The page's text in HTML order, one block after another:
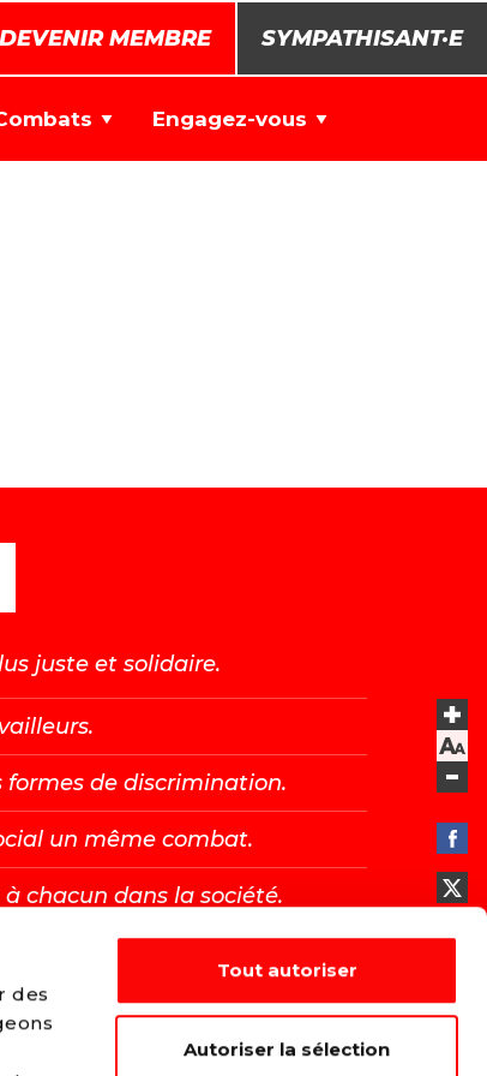
des
Tout autoriser
Autoriser la sélection
DEVENIR MEMBRE SYMPATHISANT·E
Engagez-vous
juste et solidaire.
de discrimination.
un même combat.
chacun dans la société.